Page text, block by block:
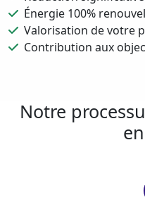
Énergie 100%
Valorisation de votre
Contribution aux
Notre